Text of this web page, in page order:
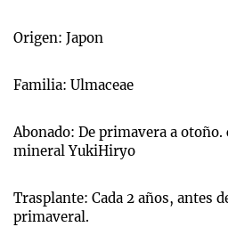
Origen: Japon
Familia: Ulmaceae
Abonado: De primavera a
mineral YukiHiryo
Trasplante: Cada 2 años, antes
primaveral.